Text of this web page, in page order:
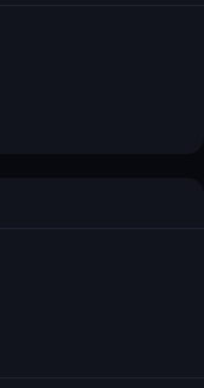
problemas.
Updater
de tu